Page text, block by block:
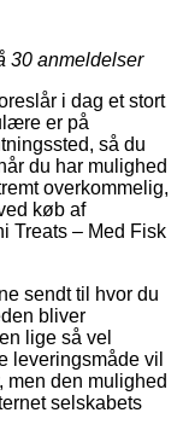
30 anmeldelser
i dag et stort
er på
så du
du har mulighed
overkommelig,
køb af
Treats – Med Fisk
sendt til hvor du
bliver
lige så vel
leveringsmåde vil
men den mulighed
selskabets